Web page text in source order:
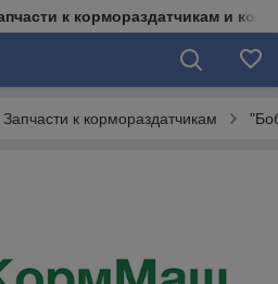
к кормораздатчикам и
Запчасти к кормораздатчикам